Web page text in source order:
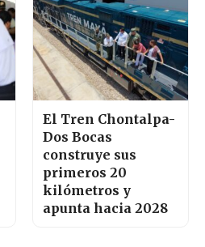
El Tren Chontalpa-
Dos Bocas
construye sus
primeros 20
kilómetros y
apunta hacia 2028